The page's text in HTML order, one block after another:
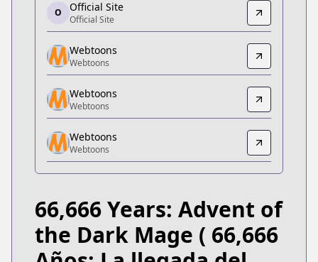
Official Site
https://manga.line.me/product/
Webtoons
Webtoons
https://www.webtoons.com/zh-hant/fantasy/
Webtoons
Webtoons
https://www.webtoons.com/fr/fantasy/66666-
Webtoons
Webtoons
Dongman Manhua
Dongman Manhua
https://www.dongmanmanhua.cn/FANTASY/
Webtoons
O Official Site
Official Site
Webtoons
Webtoons
Webtoons
Webtoons
Webtoons
Webtoons
66,666 Years: Advent of
the Dark Mage ( 66,666